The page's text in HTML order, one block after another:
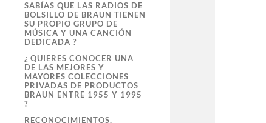
SABÍAS QUE LAS RADIOS DE
BOLSILLO DE BRAUN TIENEN
SU PROPIO GRUPO DE
MÚSICA Y UNA CANCIÓN
DEDICADA ?
¿ QUIERES CONOCER UNA
DE LAS MEJORES Y
MAYORES COLECCIONES
PRIVADAS DE PRODUCTOS
BRAUN ENTRE 1955 Y 1995
?
RECONOCIMIENTOS,